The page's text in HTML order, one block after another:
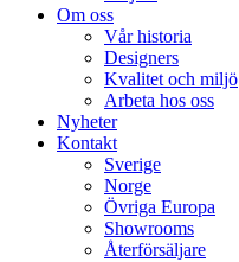
Om oss
Vår historia
Designers
Kvalitet och miljö
Arbeta hos oss
Nyheter
Kontakt
Sverige
Norge
Övriga Europa
Showrooms
Återförsäljare